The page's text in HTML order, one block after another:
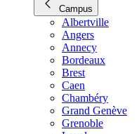
Campus
Albertville
Angers
Annecy
Bordeaux
Brest
Caen
Chambéry
Grand Genève
Grenoble